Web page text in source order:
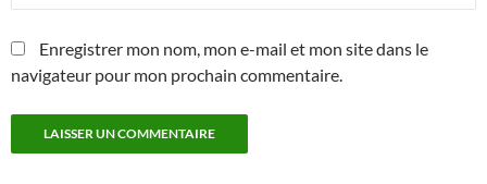
Enregistrer mon nom, mon e-mail et mon site dans le
navigateur pour mon prochain commentaire.